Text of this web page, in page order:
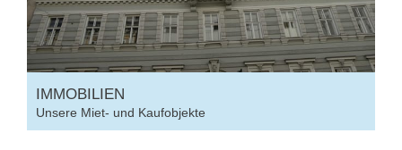
IMMOBILIEN
Unsere Miet- und Kaufobjekte